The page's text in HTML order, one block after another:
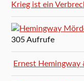
Krieg ist ein
305 Aufrufe
Ernest